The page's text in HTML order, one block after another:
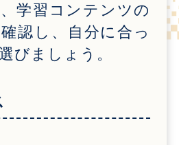
学習コンテンツの
認し、自分に合っ
びましょう。